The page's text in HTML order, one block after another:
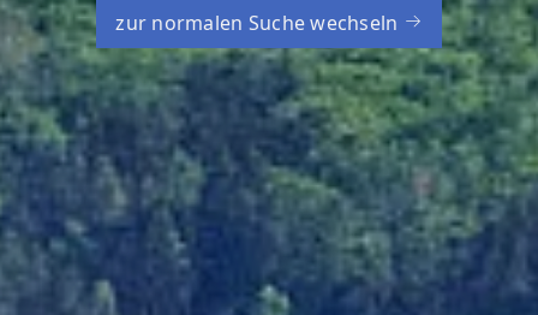
zur normalen Suche wechseln